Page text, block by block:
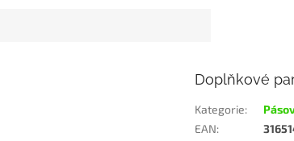
Doplňkové
Kategorie:
EAN: